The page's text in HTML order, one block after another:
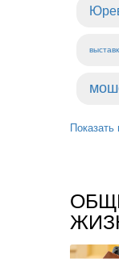
Показать